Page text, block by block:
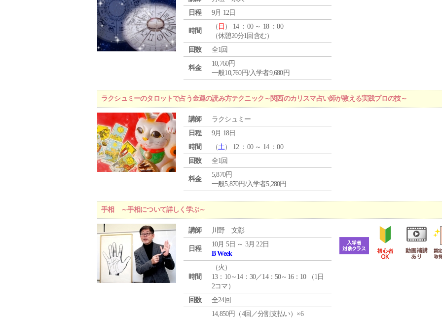
日程
9月 12日
時間
（ 日 ） 14 ：00 ～ 18 ：00
（休憩20分1回含む）
回数
全1回
料金
10,760円
一般10,760円/入学者9,680円
ラクシュミーのタロットで占う金運の読み方テクニック～関西のカリスマ占い師が教える実践プロの技～
講師
ラクシュミー
日程
9月 18日
時間
（土） 12 ：00 ～ 14 ：00
回数
全1回
料金
5,870円
一般5,870円/入学者5,280円
手相 ～手相について詳しく学ぶ～
講師 川野 文彰
日程
10月 5日 ～ 3月 22日
B Week
時間
（火 ）
13：10～14：30／14：50～16：10 （1日
2コマ）
回数
全24回
14,850円（4回／分割支払い）×6